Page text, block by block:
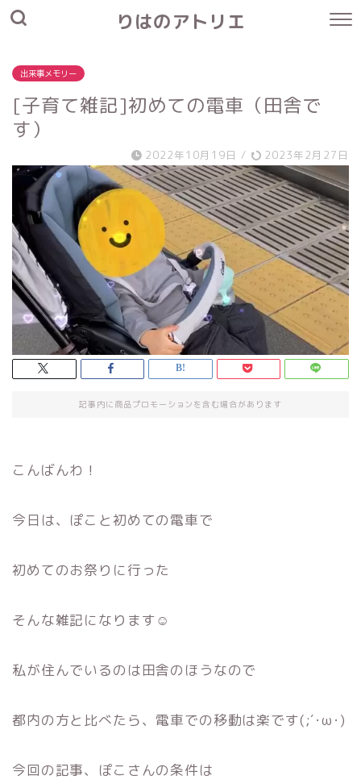
りはのアトリエ
出来事メモリー
[子育て雑記]初めての電車（田舎で
す）
2022年10月19日 / 2023年2月27日
記事内に商品プロモーションを含む場合があります
こんばんわ！
今日は、ぽこと初めての電車で
初めてのお祭りに行った
そんな雑記になります☺
私が住んでいるのは田舎のほうなので
都内の方と比べたら、電車での移動は楽です(;´･ω･)
今回の記事、ぽこさんの条件は